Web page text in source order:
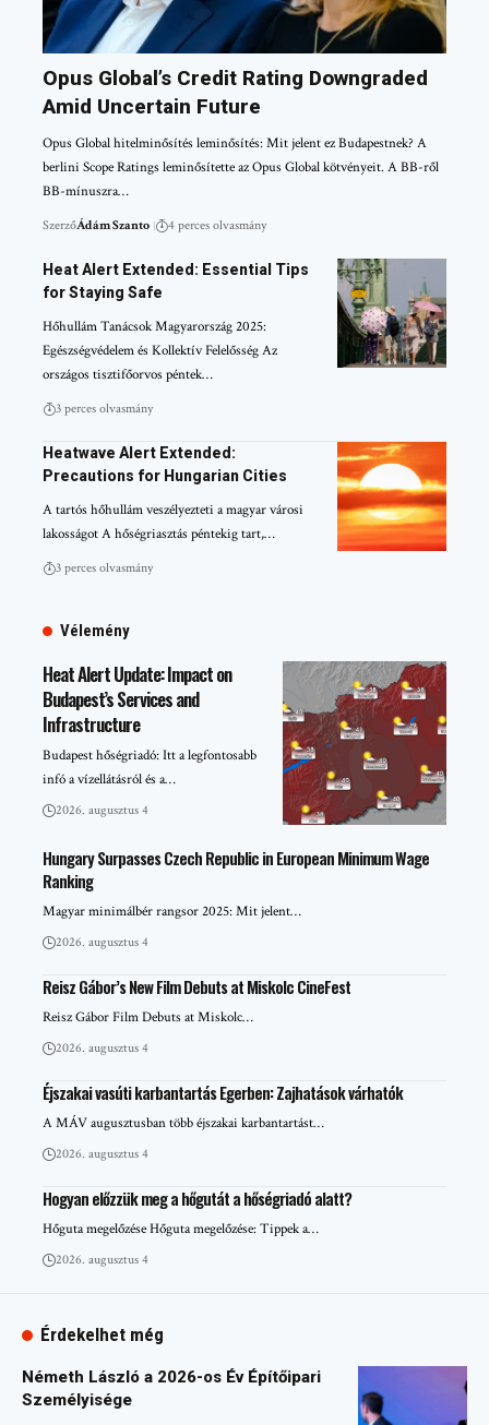
Opus Global’s Credit Rating Downgraded
Amid Uncertain Future
Opus Global hitelminősítés leminősítés: Mit jelent ez Budapestnek? A
berlini Scope Ratings leminősítette az Opus Global kötvényeit. A BB-ről
BB-mínuszra…
SzerzőÁdám Szanto 4 perces olvasmány
Heat Alert Extended: Essential Tips
for Staying Safe
Hőhullám Tanácsok Magyarország 2025:
Egészségvédelem és Kollektív Felelősség Az
országos tisztifőorvos péntek…
3 perces olvasmány
Heatwave Alert Extended:
Precautions for Hungarian Cities
A tartós hőhullám veszélyezteti a magyar városi
lakosságot A hőségriasztás péntekig tart,…
3 perces olvasmány
Vélemény
Heat Alert Update: Impact on
Budapest’s Services and
Infrastructure
Budapest hőségriadó: Itt a legfontosabb
infó a vízellátásról és a…
2026. augusztus 4
Hungary Surpasses Czech Republic in European Minimum Wage
Ranking
Magyar minimálbér rangsor 2025: Mit jelent…
2026. augusztus 4
Reisz Gábor’s New Film Debuts at Miskolc CineFest
Reisz Gábor Film Debuts at Miskolc…
2026. augusztus 4
Éjszakai vasúti karbantartás Egerben: Zajhatások várhatók
A MÁV augusztusban több éjszakai karbantartást…
2026. augusztus 4
Hogyan előzzük meg a hőgutát a hőségriadó alatt?
Hőguta megelőzése Hőguta megelőzése: Tippek a…
2026. augusztus 4
Érdekelhet még
Németh László a 2026-os Év Építőipari
Személyisége